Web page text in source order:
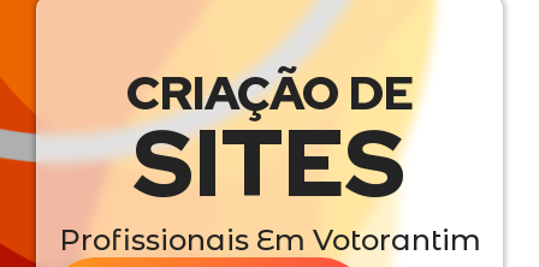
CRIAÇÃO DE
SITES
Profissionais Em Votorantim